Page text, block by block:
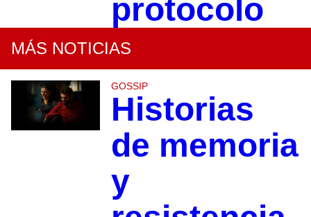
protocolo
MÁS NOTICIAS
GOSSIP
Historias
de memoria
y